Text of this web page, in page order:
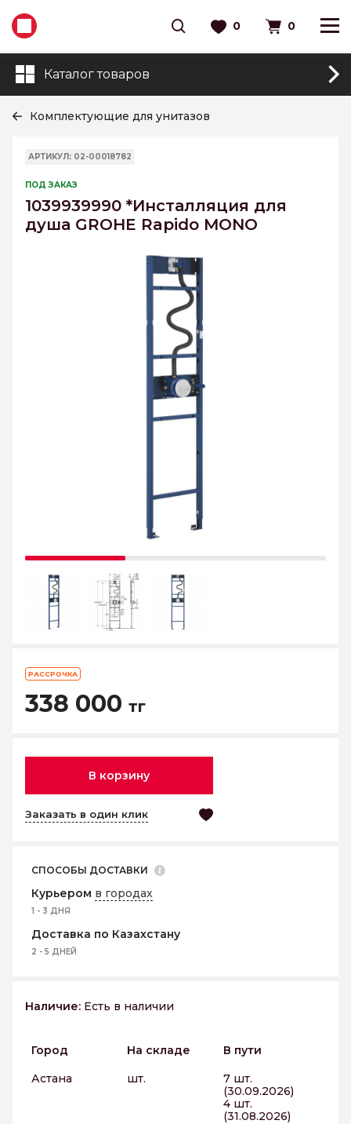
0 0
Каталог товаров
Комплектующие для унитазов
АРТИКУЛ: 02-00018782
ПОД ЗАКАЗ
1039939990 *Инсталляция для
душа GROHE Rapido MONO
РАССРОЧКА
338 000 тг
В корзину
Заказать в один клик
СПОСОБЫ ДОСТАВКИ
Курьером в городах
1 - 3 ДНЯ
Доставка по Казахстану
2 - 5 ДНЕЙ
Наличие: Есть в наличии
Город На складе
В пути
Астана
шт.
7 шт.
(30.09.2026)
4 шт.
(31.08.2026)